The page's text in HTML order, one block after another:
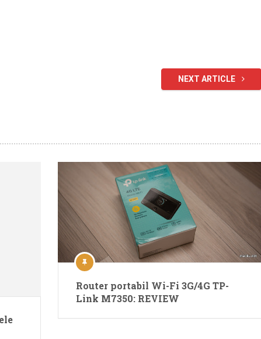
NEXT ARTICLE
Router portabil Wi-Fi 3G/4G TP-
Link M7350: REVIEW